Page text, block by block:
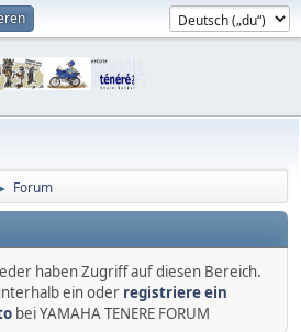
► Forum
haben Zugriff auf diesen Bereich.
ein oder registriere ein
bei YAMAHA TENERE FORUM